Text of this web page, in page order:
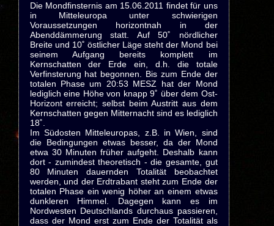
Die Mondfinsternis am 15.06.2011 findet für uns
in Mitteleuropa unter schwierigen
Voraussetzungen horizontnah in der
Abenddämmerung statt. Auf 50˚ nördlicher
Breite und 10˚ östlicher Läge steht der Mond bei
seinem Aufgang bereits komplett im
Kernschatten der Erde ein, d.h. die totale
Verfinsterung hat begonnen. Bis zum Ende der
totalen Phase um 20:53 MESZ hat der Mond
lediglich eine Höhe von knapp 9˚ über dem Ost-
Horizont erreicht; selbst beim Austritt aus dem
Kernschatten gegen Mitternacht sind es lediglich
18˚.
Im Südosten Mitteleuropas, z.B. in Wien, sind
die Bedingungen etwas besser, da der Mond
etwa 30 Minuten früher aufgeht. Deshalb kann
dort - zumindest theoretisch - die gesamte, gut
80 Minuten dauernden Totalität beobachtet
werden, und der Erdtrabant steht zum Ende der
totalen Phase ein wenig höher an einem etwas
dunkleren Himmel. Dagegen kann es im
Nordwesten Deutschlands durchaus passieren,
dass der Mond erst zum Ende der Totalität als